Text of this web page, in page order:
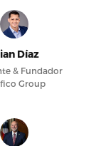
Díaz
& Fundador
Group